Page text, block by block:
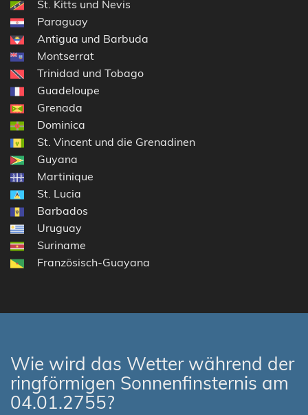
St. Kitts und Nevis
Paraguay
Antigua und Barbuda
Montserrat
Trinidad und Tobago
Guadeloupe
Grenada
Dominica
St. Vincent und die Grenadinen
Guyana
Martinique
St. Lucia
Barbados
Uruguay
Suriname
Französisch-Guayana
Wie wird das Wetter während der
ringförmigen Sonnenfinsternis am
04.01.2755?